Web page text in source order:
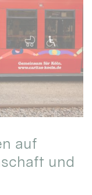
auf
und